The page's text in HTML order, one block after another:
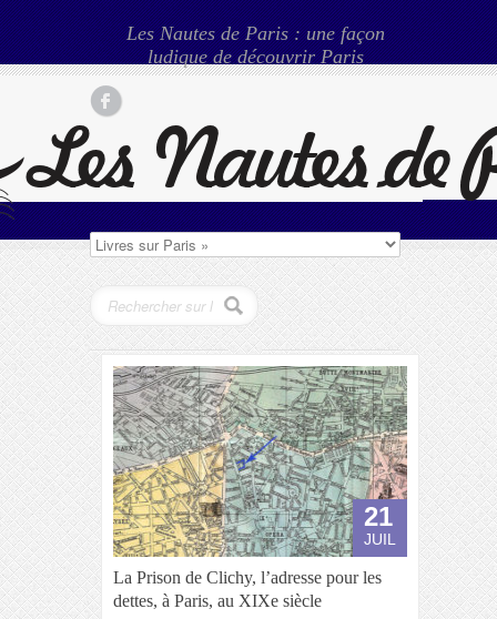
Les Nautes de Paris : une façon
ludique de découvrir Paris
21
JUIL
La Prison de Clichy, l’adresse pour les
dettes, à Paris, au XIXe siècle